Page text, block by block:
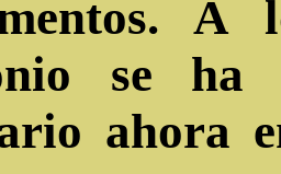
se ha
ahora